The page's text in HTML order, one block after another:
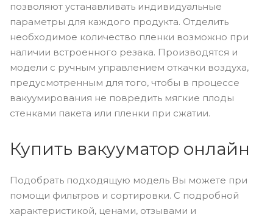
позволяют устанавливать индивидуальные
параметры для каждого продукта. Отделить
необходимое количество пленки возможно при
наличии встроенного резака. Производятся и
модели с ручным управлением откачки воздуха,
предусмотренным для того, чтобы в процессе
вакуумирования не повредить мягкие плоды
стенками пакета или пленки при сжатии.
Купить вакууматор онлайн
Подобрать подходящую модель Вы можете при
помощи фильтров и сортировки. С подробной
характеристикой, ценами, отзывами и